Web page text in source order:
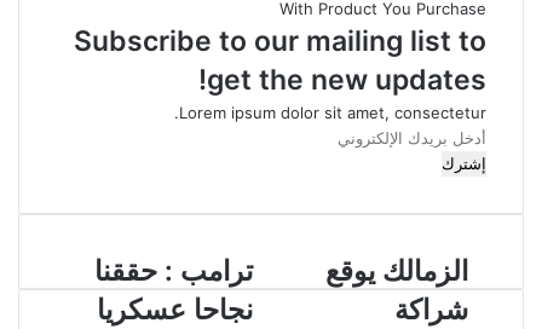
With Product You Purchase
Subscribe to our mailing list to
get the new updates!
Lorem ipsum dolor sit amet, consectetur.
أ
د
ل
ي
ترامب : حققنا
نجاحا عسكريا
الزمالك يوقع
شراكة